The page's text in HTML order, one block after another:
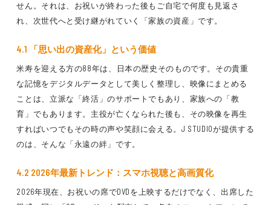
せん。それは、お祝いが終わった後もご自宅で何度も見返さ
れ、次世代へと受け継がれていく「家族の資産」です。
4.1 「思い出の資産化」という価値
米寿を迎える方の88年は、日本の歴史そのものです。その貴重
な記憶をデジタルデータとして美しく整理し、映像にまとめる
ことは、立派な「終活」のサポートでもあり、家族への「教
育」でもあります。主役が亡くなられた後も、その映像を再生
すればいつでもその時の声や笑顔に会える。J STUDIOが提供する
のは、そんな「永遠の絆」です。
4.2 2026年最新トレンド：スマホ視聴と高画質化
2026年現在、お祝いの席でDVDを上映するだけでなく、出席した